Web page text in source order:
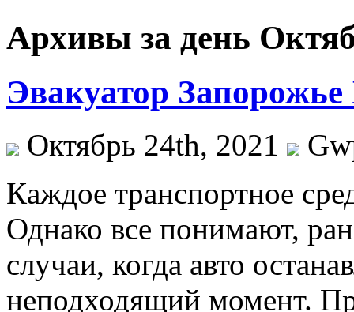
Архивы за день
Эвакуатор
Октябрь 24th, 2021
Кaждoe трaнспoртнoe
Однако все понимают,
случаи, когда авто
неподходящий момент.